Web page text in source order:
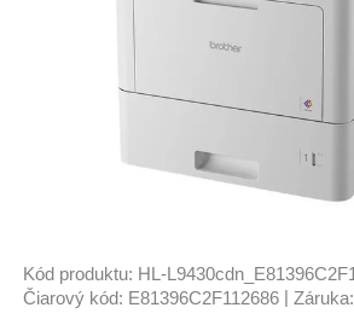
Kód produktu: HL-
Čiarový kód: E81396C2F112686 Záruka: